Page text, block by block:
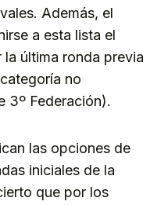
Además, el
a esta lista el
última ronda previa
no
3º Federación).
las opciones de
iniciales de la
que por los